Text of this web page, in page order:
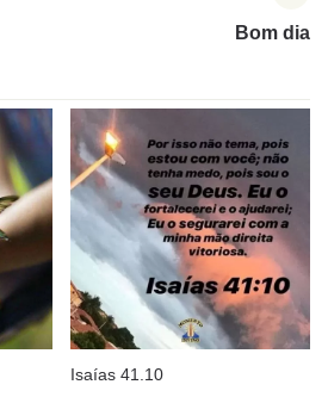
Bom dia
Isaías 41.10